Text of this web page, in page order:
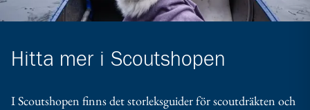
Hitta mer i Scoutshopen
I Scoutshopen finns det storleksguider för scoutdräkten och